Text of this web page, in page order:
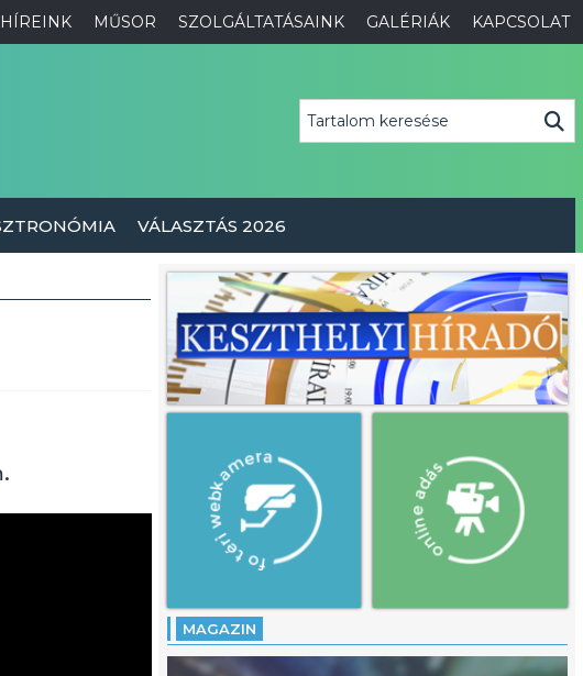
HÍREINK MŰSOR SZOLGÁLTATÁSAINK GALÉRIÁK KAPCSOLAT
VÁLASZTÁS 2026
MAGAZIN